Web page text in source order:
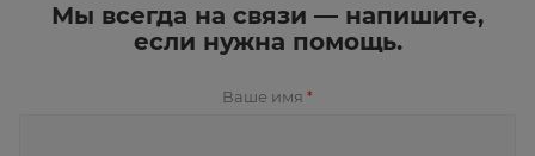
Мы всегда на связи — напишите,
если нужна помощь.
Ваше имя *